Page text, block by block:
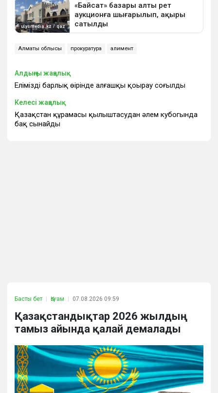
Алматы облысы прокуратура алимент
Алдыңғы жаңалық
Еліміздің барлық өңірінде алғашқы қоңырау соғылды
Келесі жаңалық
Қазақстан құрамасы қылыштасудан әлем кубогында
бақ сынайды
Басты бет Қоғам 07.08.2026 09:59
Қазақстандықтар 2026 жылдың
тамыз айында қалай демалады